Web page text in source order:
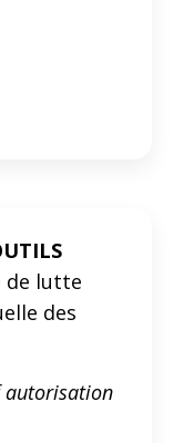
de lutte
des
autorisation